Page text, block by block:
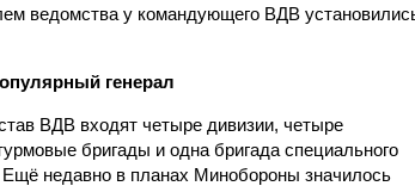
ведомства у командующего ВДВ
генерал
ВДВ входят четыре дивизии, четыре
бригады и одна бригада специального
Ещё недавно в планах Минобороны значилось